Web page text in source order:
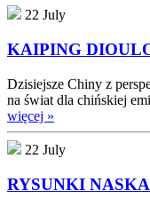
22 July
KAIPING
Dzisiejsze Chiny z
na świat dla chińskiej
więcej »
22 July
RYSUNKI